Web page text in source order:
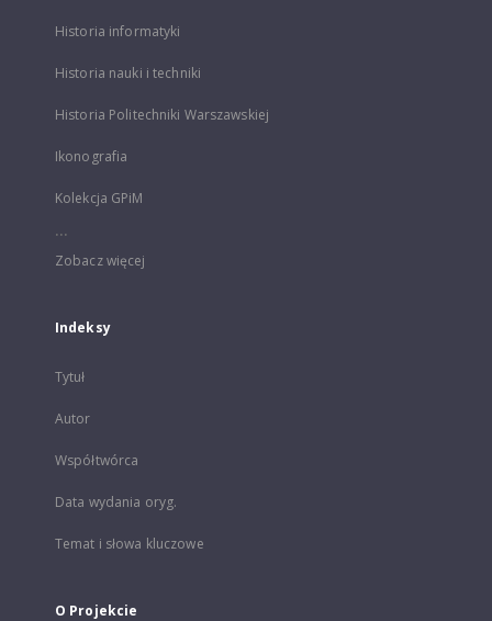
Historia informatyki
Historia nauki i techniki
Historia Politechniki Warszawskiej
Ikonografia
Kolekcja GPiM
...
Zobacz więcej
Indeksy
Tytuł
Autor
Współtwórca
Data wydania oryg.
Temat i słowa kluczowe
O Projekcie